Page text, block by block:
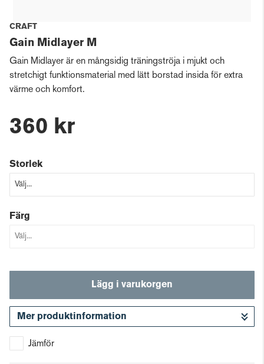
CRAFT
Gain Midlayer M
Gain Midlayer är en mångsidig träningströja i mjukt och
stretchigt funktionsmaterial med lätt borstad insida för extra
värme och komfort.
360 kr
Storlek
Färg
Lägg i varukorgen
Mer produktinformation
Jämför